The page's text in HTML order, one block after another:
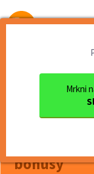
Od
Mrkni
Operátor výroby so
<< Späť
bonusy